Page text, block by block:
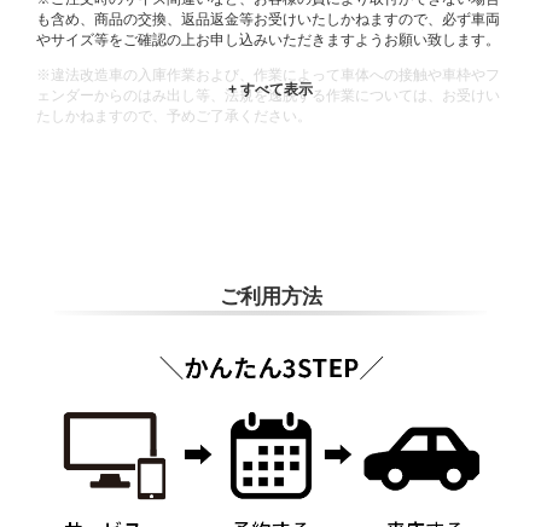
も含め、商品の交換、返品返金等お受けいたしかねますので、必ず車両
やサイズ等をご確認の上お申し込みいただきますようお願い致します。
※違法改造車の入庫作業および、作業によって車体への接触や車枠やフ
ェンダーからのはみ出し等、法規を逸脱する作業については、お受けい
たしかねますので、予めご了承ください。
ご利用方法